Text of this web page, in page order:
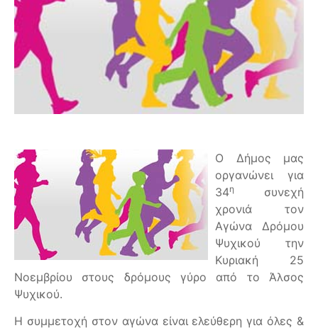
Ο Δήμος μας
οργανώνει για
34η
συνεχή
χρονιά τον
Αγώνα Δρόμου
Ψυχικού την
Κυριακή 25
Νοεμβρίου στους δρόμους γύρο από το Άλσος
Ψυχικού.
Η συμμετοχή στον αγώνα είναι ελεύθερη για όλες &